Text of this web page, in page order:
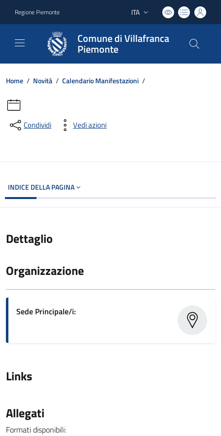
Regione Piemonte Lingua attiva:
ITA
Comune di Villafranca
Piemonte
Home / Novità / Calendario Manifestazioni /
Condividi Vedi azioni
INDICE DELLA PAGINA
Dettaglio
Organizzazione
Sede Principale/i:
Links
Allegati
Formati disponibili: